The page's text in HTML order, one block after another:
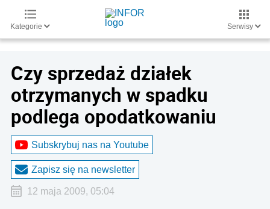
Kategorie Serwisy
Czy sprzedaż działek
otrzymanych w spadku
podlega opodatkowaniu
Subskrybuj nas na Youtube
Zapisz się na newsletter
12 maja 2009, 05:04